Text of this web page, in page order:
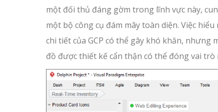
một đối thủ đáng gờm trong lĩnh vực này,
một bộ công cụ đám mây toàn diện. Việc hiểu
chi tiết của GCP có thể gây khó khăn, nhưng
đồ được thiết kế cẩn thận có thể đóng vai